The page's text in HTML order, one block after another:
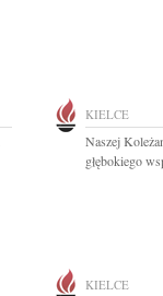
KIELCE
Naszej
głębokiego
KIELCE